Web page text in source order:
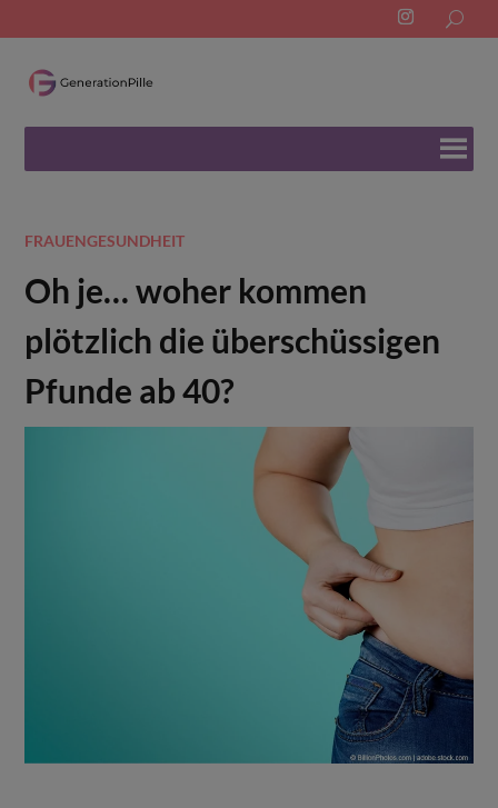
for:
FRAUENGESUNDHEIT
Oh je… woher kommen
plötzlich die überschüssigen
Pfunde ab 40?